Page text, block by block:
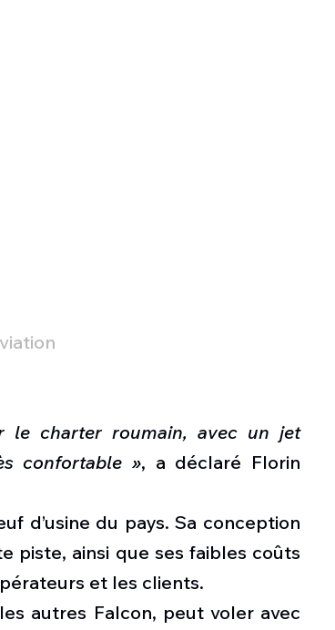
le charter roumain, avec un jet
confortable », a déclaré Florin
d’usine du pays. Sa conception
piste, ainsi que ses faibles coûts
et les clients.
autres Falcon, peut voler avec